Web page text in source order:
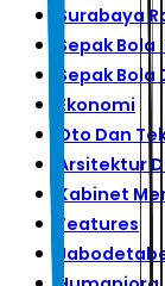
Surabaya
Sepak
Sepak Bola
Ekonomi
Oto Dan
Arsitektur
Kabinet
Features